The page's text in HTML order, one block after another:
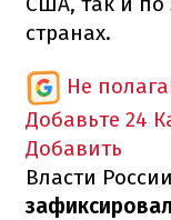
странах.
Не
Добавьте 24
Добавить
Власти